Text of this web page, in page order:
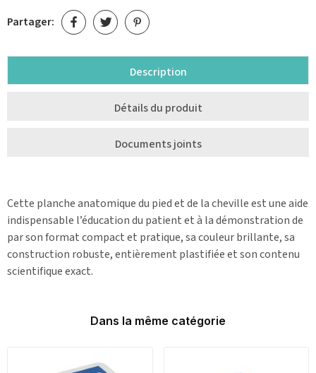
Partager:
Description
Détails du produit
Documents joints
Cette planche anatomique du pied et de la cheville est une aide
indispensable l’éducation du patient et à la démonstration de
par son format compact et pratique, sa couleur brillante, sa
construction robuste, entièrement plastifiée et son contenu
scientifique exact.
Dans la même catégorie